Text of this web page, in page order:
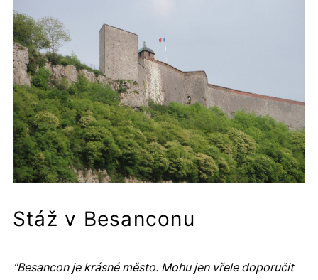
Stáž v Besanconu
"Besancon je krásné město. Mohu jen vřele doporučit